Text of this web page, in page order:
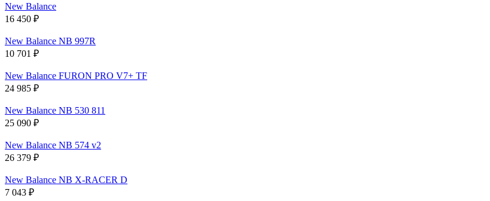
New Balance
16 450 ₽
New Balance NB 997R
10 701 ₽
New Balance FURON PRO V7+ TF
24 985 ₽
New Balance NB 530 811
25 090 ₽
New Balance NB 574 v2
26 379 ₽
New Balance NB X-RACER D
7 043 ₽